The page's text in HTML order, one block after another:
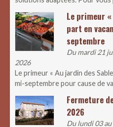
Le primeur
part en
septembre
Du mardi 21
2026
Le primeur « Au jardin des
mi-septembre pour cause de
Fermeture
2026
Du lundi 03